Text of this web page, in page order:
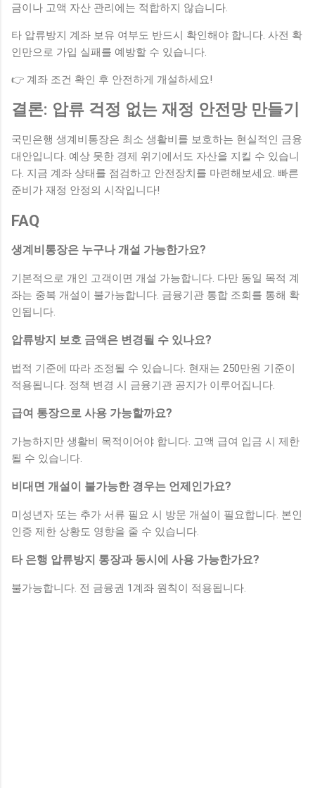
금이나 고액 자산 관리에는 적합하지 않습니다.
타 압류방지 계좌 보유 여부도 반드시 확인해야 합니다. 사전 확
인만으로 가입 실패를 예방할 수 있습니다.
👉 계좌 조건 확인 후 안전하게 개설하세요!
결론: 압류 걱정 없는 재정 안전망 만들기
국민은행 생계비통장은 최소 생활비를 보호하는 현실적인 금융
대안입니다. 예상 못한 경제 위기에서도 자산을 지킬 수 있습니
다. 지금 계좌 상태를 점검하고 안전장치를 마련해보세요. 빠른
준비가 재정 안정의 시작입니다!
FAQ
생계비통장은 누구나 개설 가능한가요?
기본적으로 개인 고객이면 개설 가능합니다. 다만 동일 목적 계
좌는 중복 개설이 불가능합니다. 금융기관 통합 조회를 통해 확
인됩니다.
압류방지 보호 금액은 변경될 수 있나요?
법적 기준에 따라 조정될 수 있습니다. 현재는 250만원 기준이
적용됩니다. 정책 변경 시 금융기관 공지가 이루어집니다.
급여 통장으로 사용 가능할까요?
가능하지만 생활비 목적이어야 합니다. 고액 급여 입금 시 제한
될 수 있습니다.
비대면 개설이 불가능한 경우는 언제인가요?
미성년자 또는 추가 서류 필요 시 방문 개설이 필요합니다. 본인
인증 제한 상황도 영향을 줄 수 있습니다.
타 은행 압류방지 통장과 동시에 사용 가능한가요?
불가능합니다. 전 금융권 1계좌 원칙이 적용됩니다.